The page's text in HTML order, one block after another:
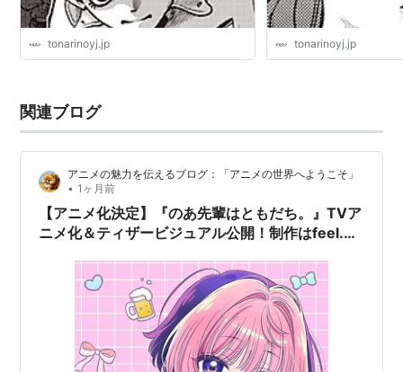
tonarinoyj.jp tonarinoyj.jp
関連ブログ
アニメの魅力を伝えるブログ：「アニメの世界へようこそ」
• 1ヶ月前
【アニメ化決定】『のあ先輩はともだち。』TVア
ニメ化＆ティザービジュアル公開！制作はfeel.、